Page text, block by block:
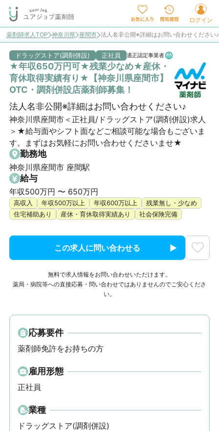
薬剤師求人TOP 神奈川県 座間市 法人名非公開※詳細はお問い合わせください
ドラッグストア(調剤併設) 正社員 適正認定事業者
★年収650万円可★残業少なめ★産休・
育休取得実績有り★【神奈川県座間市】
OTC・調剤併設店薬剤師募集！
法人名非公開※詳細はお問い合わせください♪
神奈川県座間市＜正社員/ドラッグストア(調剤併設)求人
＞★給与面やシフト面などご相談可能な場合もございま
す。まずはお気軽にお問い合わせくださいませ★
勤務地
神奈川県座間市 座間駅
給与
年収500万円 〜 650万円
高収入 年収500万以上 年収600万以上
残業無し・少なめ
住宅補助あり
産休・育休取得実績あり 社会保険完備
この求人に問い合わせる
無料で求人情報をお問い合わせいただけます。
薬局・病院等への直接応募・問い合わせではありませんのでご安心くださ
い。
応募要件
薬剤師免許をお持ちの方
雇用形態
正社員
業種
ドラッグストア(調剤併設)